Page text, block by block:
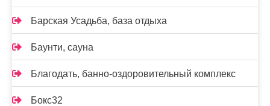
Барская Усадьба, база отдыха
Баунти, сауна
Благодать, банно-оздоровительный комплекс
Бокс32